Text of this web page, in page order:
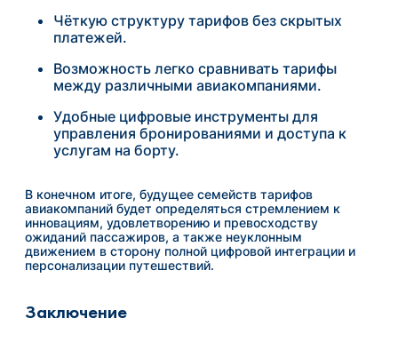
Чёткую структуру тарифов без скрытых
платежей.
Возможность легко сравнивать тарифы
между различными авиакомпаниями.
Удобные цифровые инструменты для
управления бронированиями и доступа к
услугам на борту.
В конечном итоге, будущее семейств тарифов
авиакомпаний будет определяться стремлением к
инновациям, удовлетворению и превосходству
ожиданий пассажиров, а также неуклонным
движением в сторону полной цифровой интеграции и
персонализации путешествий.
Заключение